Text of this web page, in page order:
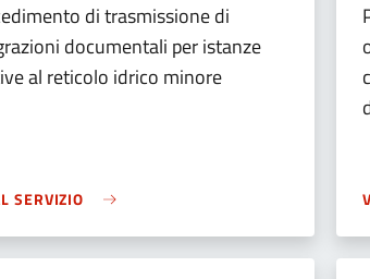
di trasmissione di
documentali per istanze
al reticolo idrico minore
SERVIZIO